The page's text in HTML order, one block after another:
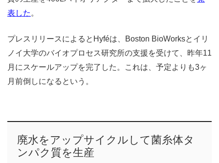
表した 。
プレスリリースによるとHyféは、Boston BioWorksとイリ
ノイ大学のバイオプロセス研究所の支援を受けて、昨年11
月にスケールアップを完了した。これは、予定よりも3ヶ
月前倒しになるという。
廃水をアップサイクルして菌糸体タ
ンパク質を生産